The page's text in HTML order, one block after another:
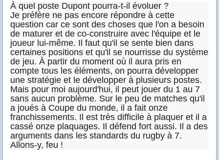
À quel poste Dupont pourra-t-il évoluer ?
Je préfère ne pas encore répondre à cette
question car ce sont des choses que l'on a besoin
de maturer et de co-construire avec l'équipe et le
joueur lui-même. Il faut qu'il se sente bien dans
certaines positions et qu'il se nourrisse du système
de jeu. À partir du moment où il aura pris en
compte tous les éléments, on pourra développer
une stratégie et le développer à plusieurs postes.
Mais pour moi aujourd'hui, il peut jouer du 1 au 7
sans aucun problème. Sur le peu de matches qu'il
a joués à Coupe du monde, il a fait onze
franchissements. Il est très difficile à plaquer et il a
cassé onze plaquages. Il défend fort aussi. Il a des
arguments dans les standards du rugby à 7.
Allons-y, feu !